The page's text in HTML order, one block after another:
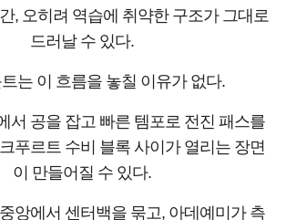
, 오히려 역습에 취약한 구조가 그대로
드러날 수 있다.
는 이 흐름을 놓칠 이유가 없다.
서 공을 잡고 빠른 템포로 전진 패스를
푸르트 수비 블록 사이가 열리는 장면
이 만들어질 수 있다.
앙에서 센터백을 묶고, 아데예미가 측